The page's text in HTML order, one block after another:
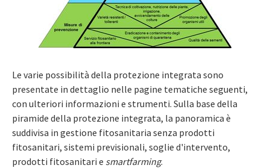
Le varie possibilità della protezione integrata sono
presentate in dettaglio nelle pagine tematiche seguenti,
con ulteriori informazioni e strumenti. Sulla base della
piramide della protezione integrata, la panoramica è
suddivisa in gestione fitosanitaria senza prodotti
fitosanitari, sistemi previsionali, soglie d'intervento,
prodotti fitosanitari e smartfarming.